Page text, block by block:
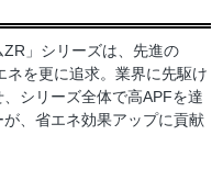
」シリーズは、先進の
ネを更に追求。業界に先駆け
シリーズ全体で高APFを達
、省エネ効果アップに貢献